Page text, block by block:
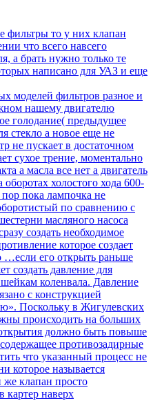
фильтры то у них клапан
что всего навсего
а брать нужно только те
написано для УАЗ и еще
моделей фильтров разное и
нашему двигателю
голодание( предыдущее
стекло а новое еще не
не пускает в достаточном
сухое трение, моментально
а масла все нет а двигатель
холостого хода 600-
пока лампочка не
по сравнению с
масляного насоса
создать необходимое
которое создает
…если его открыть раньше
создать давление для
коленвала. Давление
с конструкцией
Поскольку в Жигулевских
происходить на больших
должно быть повыше
противозадирные
что указанный процесс не
которое называется
клапан просто
картер наверх